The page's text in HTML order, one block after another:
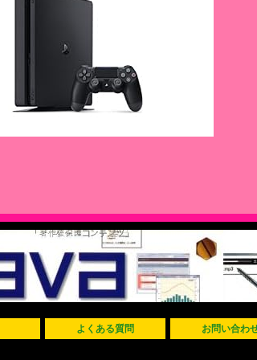
よくある質問 お問い合わ